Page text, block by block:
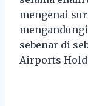
mengenai
sebenar di
Airports